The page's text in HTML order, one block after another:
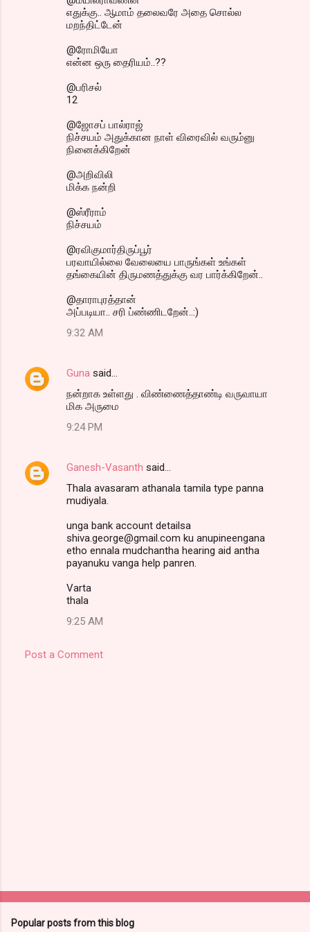
எதுக்கு.. ஆமாம் தலைவரே அதை சொல்ல
மறந்திட்டேன்
@ரோமியோ
என்ன ஒரு தைரியம்..??
@பரிசல்
12
@ஜோசப் பால்ராஜ்
நிச்சயம் அதுக்கான நாள் விரைவில் வரும்னு
நினைக்கிறேன்
@அறிவிலி
மிக்க நன்றி
@ஸ்ரீராம்
நிச்சயம்
@ரவிகுமார்திருப்பூர்
பரவாயில்லை வேலையை பாருங்கள் உங்கள்
தங்கையின் திருமணத்துக்கு வர பார்க்கிறேன்..
@தாராபுரத்தான்
அப்படியா.. சரி ப்ண்ணிடறேன்..:)
9:32 AM
Guna said…
நன்றாக உள்ளது . விண்ணைத்தாண்டி வருவாயா
மிக அருமை
9:24 PM
Ganesh-Vasanth said…
Thala avasaram athanala tamila type panna
mudiyala.
unga bank account detailsa
shiva.george@gmail.com ku anupineengana
etho ennala mudchantha hearing aid antha
payanuku vanga help panren.
Varta
thala
9:25 AM
Post a Comment
Popular posts from this blog